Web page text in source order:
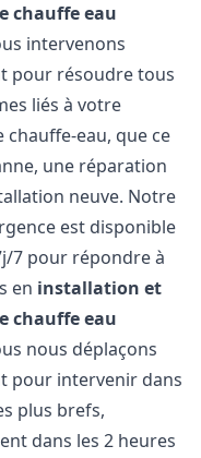
chauffe eau
intervenons
pour résoudre tous
liés à votre
chauffe-eau, que ce
une réparation
neuve. Notre
est disponible
7 pour répondre à
en installation et
chauffe eau
nous déplaçons
pour intervenir dans
plus brefs,
dans les 2 heures